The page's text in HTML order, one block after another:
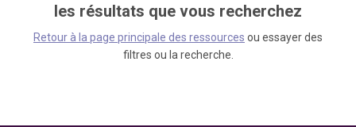
les résultats que vous recherchez
Retour à la page principale des ressources ou essayer des
filtres ou la recherche.